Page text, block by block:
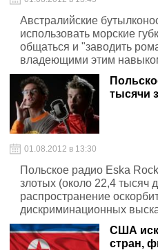
Австралийские
использовать морские
общаться и "заводить
владеющими этим
тысячи
01.08.2012 в 13:30
Польское радио Eska
злотых (около 22,4 тысяч
распространение
дискриминационных
США
стран,